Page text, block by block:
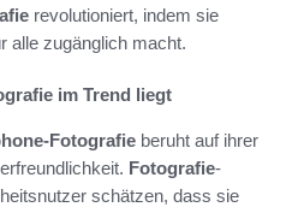
revolutioniert, indem sie
alle zugänglich macht.
im Trend liegt
Fotografie beruht auf ihrer
Fotografie-
schätzen, dass sie